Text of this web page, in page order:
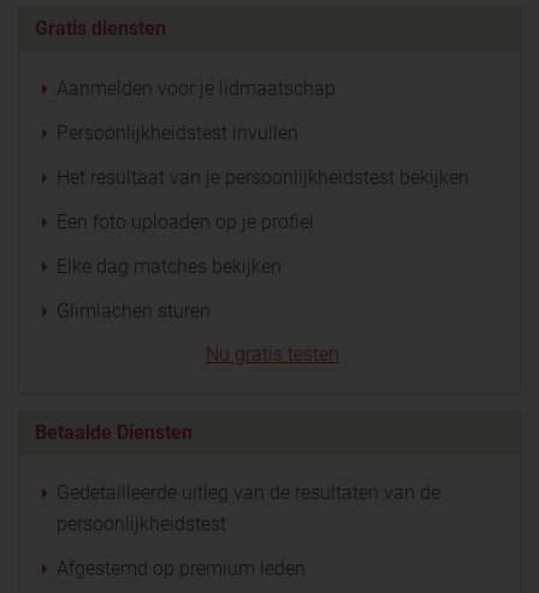
Gratis diensten
Aanmelden voor je lidmaatschap
Persoonlijkheidstest invullen
Het resultaat van je persoonlijkheidstest bekijken
Een foto uploaden op je profiel
Elke dag matches bekijken
Glimlachen sturen
Nu gratis testen
Betaalde Diensten
Gedetailleerde uitleg van de resultaten van de
persoonlijkheidstest
Afgestemd op premium leden